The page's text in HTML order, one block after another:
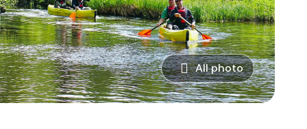
All photo